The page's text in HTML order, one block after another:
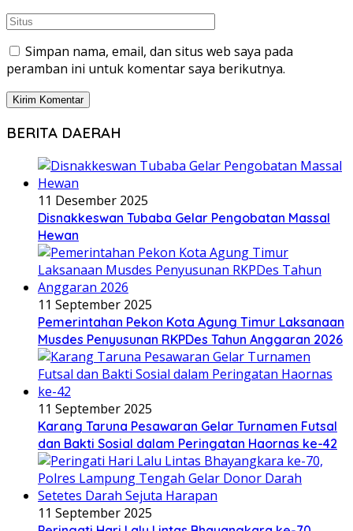
Simpan nama, email, dan situs web saya pada
peramban ini untuk komentar saya berikutnya.
BERITA DAERAH
11 Desember 2025
Disnakkeswan Tubaba Gelar Pengobatan Massal
Hewan
11 September 2025
Pemerintahan Pekon Kota Agung Timur Laksanaan
Musdes Penyusunan RKPDes Tahun Anggaran 2026
11 September 2025
Karang Taruna Pesawaran Gelar Turnamen Futsal
dan Bakti Sosial dalam Peringatan Haornas ke-42
11 September 2025